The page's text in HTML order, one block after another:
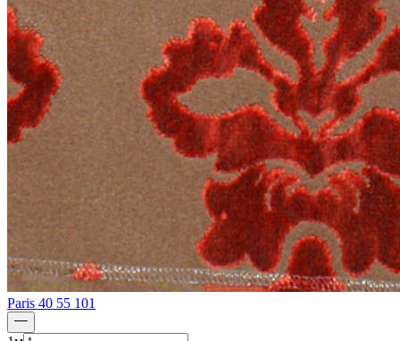
Paris 40 55 101